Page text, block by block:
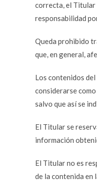
correcta, el Titular
responsabilidad
Queda prohibido
que, en general,
Los contenidos
considerarse
salvo que así se
El Titular se
información
El Titular no es
de la contenida en